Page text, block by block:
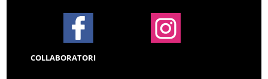
COLLABORATORI